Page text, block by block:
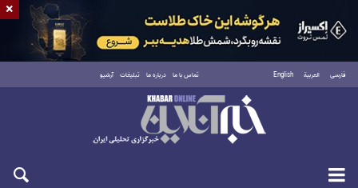
فارسی العربية English تماس با ما درباره ما تبلیغات آرشیو
جمعه ۱۶ مرداد ۱۴۰۵
×